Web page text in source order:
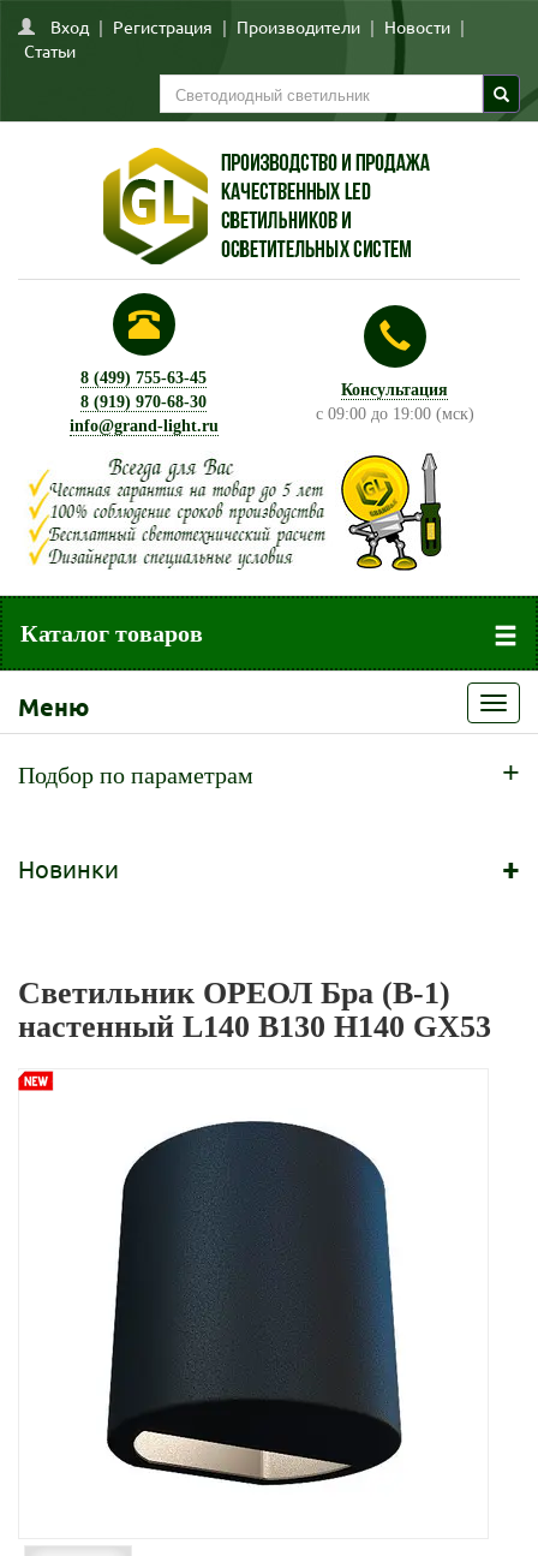
Вход | Регистрация | Производители | Новости |
Статьи
8 (499) 755-63-45
8 (919) 970-68-30
info@grand-light.ru
Консультация
с 09:00 до 19:00 (мск)
Каталог товаров
Меню
Подбор по параметрам +
Новинки +
Светильник ОРЕОЛ Бра (В-1)
настенный L140 В130 Н140 GX53